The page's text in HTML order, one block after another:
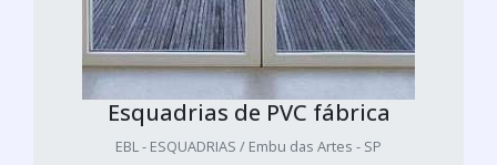
Esquadrias de PVC fábrica
EBL - ESQUADRIAS / Embu das Artes - SP